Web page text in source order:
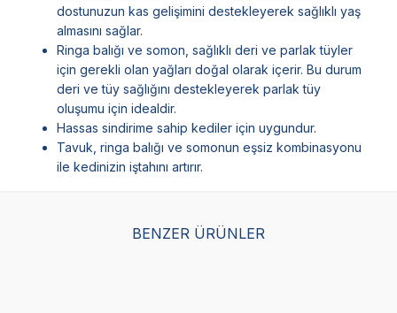
dostunuzun kas gelişimini destekleyerek sağlıklı yaş
almasını sağlar.
Ringa balığı ve somon, sağlıklı deri ve parlak tüyler
için gerekli olan yağları doğal olarak içerir. Bu durum
deri ve tüy sağlığını destekleyerek parlak tüy
oluşumu için idealdir.
Hassas sindirime sahip kediler için uygundur.
Tavuk, ringa balığı ve somonun eşsiz kombinasyonu
ile kedinizin iştahını artırır.
BENZER ÜRÜNLER